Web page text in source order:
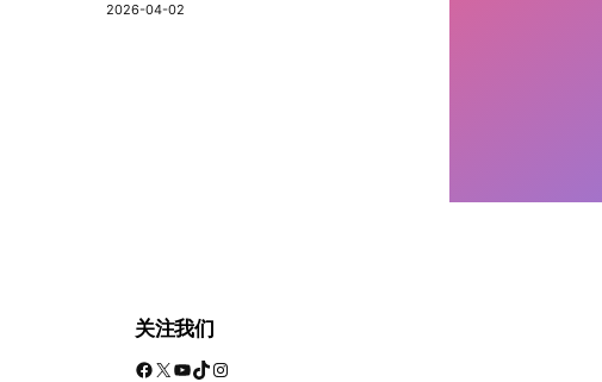
2026-04-02
关注我们
Facebook X YouTube TikTok Instagram